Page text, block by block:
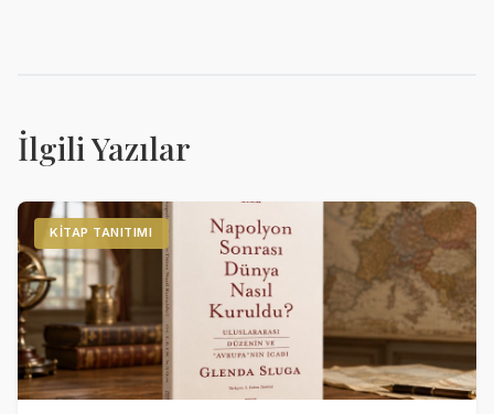
İlgili Yazılar
KITAP TANITIMI